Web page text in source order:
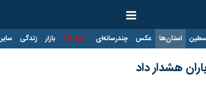
استان‌ها عکس چندرسانه‌ای ایرنا TV بازار زندگی سایر
هشدار داد